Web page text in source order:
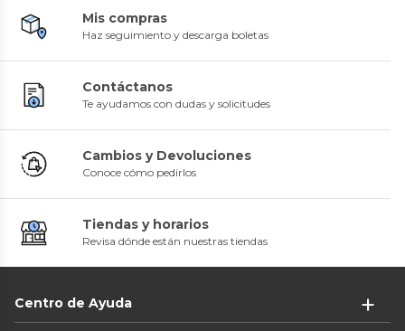
Mis compras
Haz seguimiento y descarga boletas
Contáctanos
Te ayudamos con dudas y solicitudes
Cambios y Devoluciones
Conoce cómo pedirlos
Tiendas y horarios
Revisa dónde están nuestras tiendas
Centro de Ayuda